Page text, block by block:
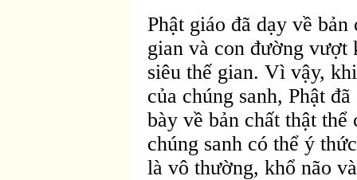
Phật giáo đã dạy về
gian và con đường vượt
siêu thế gian. Vì vậy,
của chúng sanh, Phật
bày về bản chất thật thể
chúng sanh có thể ý
là vô thường, khổ não